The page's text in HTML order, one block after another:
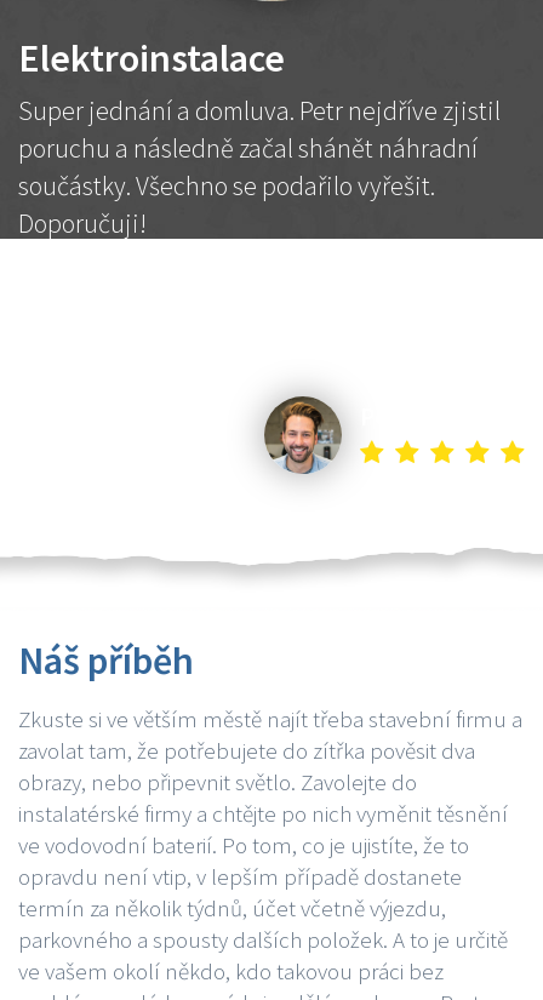
Elektroinstalace
Super jednání a domluva. Petr nejdříve zjistil
poruchu a následně začal shánět náhradní
součástky. Všechno se podařilo vyřešit.
Doporučuji!
Náš příběh
Zkuste si ve větším městě najít třeba stavební firmu a
zavolat tam, že potřebujete do zítřka pověsit dva
obrazy, nebo připevnit světlo. Zavolejte do
instalatérské firmy a chtějte po nich vyměnit těsnění
ve vodovodní baterií. Po tom, co je ujistíte, že to
opravdu není vtip, v lepším případě dostanete
termín za několik týdnů, účet včetně výjezdu,
parkovného a spousty dalších položek. A to je určitě
ve vašem okolí někdo, kdo takovou práci bez